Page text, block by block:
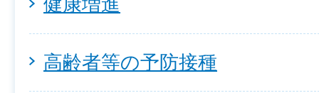
高齢者等の予防接種